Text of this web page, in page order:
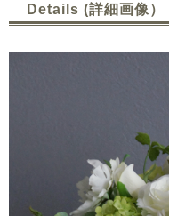
Details (詳細画像）